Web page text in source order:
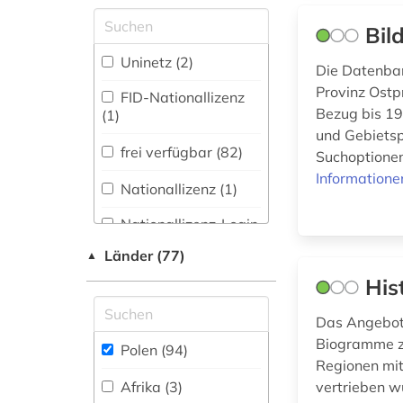
Philosophie (0)
Physik (0)
Politologie (11)
Rechtswissenschaft
(2)
Romanistik (0)
Slavistik (27)
Soziologie (11)
Sport (0)
e-learning (1)
ehemalige deutsche
gebiete (1)
elektronische
bibliothek (1)
elektronische
erlebnisbericht (1)
erster weltkrieg (2)
(1)
Zugriff vor Ort
Uninetz (2)
FID-Nationallizenz
(1)
frei verfügbar (82)
Nationallizenz (1)
Nationallizenz-Login
Einzelpersonen (1)
▲ Länder (77)
Polen (94)
Afrika (3)
Die
Provinz
Bezug bis
und
Das
Biogramme
Regionen
vertrieben